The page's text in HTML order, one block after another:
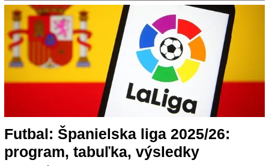
Futbal: Španielska liga 2025/26:
program, tabuľka, výsledky